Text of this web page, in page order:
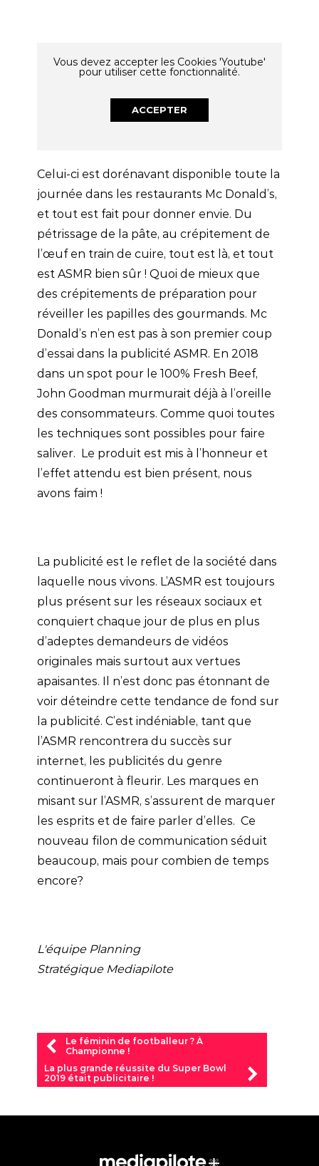
Vous devez accepter les Cookies 'Youtube'
pour utiliser cette fonctionnalité.
ACCEPTER
Celui-ci est dorénavant disponible toute la
journée dans les restaurants Mc Donald’s,
et tout est fait pour donner envie. Du
pétrissage de la pâte, au crépitement de
l’œuf en train de cuire, tout est là, et tout
est ASMR bien sûr ! Quoi de mieux que
des crépitements de préparation pour
réveiller les papilles des gourmands. Mc
Donald’s n’en est pas à son premier coup
d’essai dans la publicité ASMR. En 2018
dans un spot pour le 100% Fresh Beef,
John Goodman murmurait déjà à l’oreille
des consommateurs. Comme quoi toutes
les techniques sont possibles pour faire
saliver. Le produit est mis à l’honneur et
l’effet attendu est bien présent, nous
avons faim !
La publicité est le reflet de la société dans
laquelle nous vivons. L’ASMR est toujours
plus présent sur les réseaux sociaux et
conquiert chaque jour de plus en plus
d’adeptes demandeurs de vidéos
originales mais surtout aux vertues
apaisantes. Il n’est donc pas étonnant de
voir déteindre cette tendance de fond sur
la publicité. C’est indéniable, tant que
l’ASMR rencontrera du succès sur
internet, les publicités du genre
continueront à fleurir. Les marques en
misant sur l’ASMR, s’assurent de marquer
les esprits et de faire parler d’elles. Ce
nouveau filon de communication séduit
beaucoup, mais pour combien de temps
encore?
L'équipe Planning
Stratégique Mediapilote
Le féminin de footballeur ? À
Championne !
La plus grande réussite du Super Bowl
2019 était publicitaire !